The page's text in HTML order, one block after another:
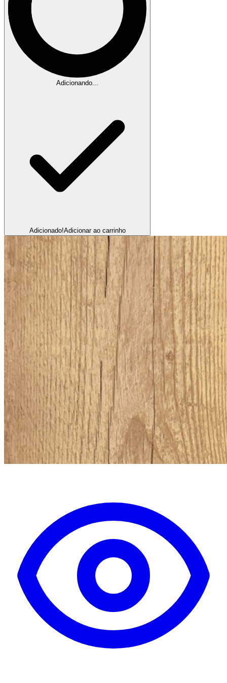
Adicionando...
Adicionado!Adicionar ao carrinho